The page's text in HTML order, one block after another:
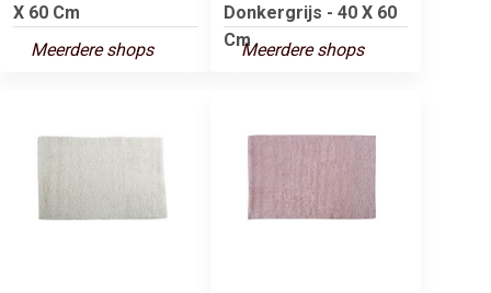
X 60 Cm
Meerdere shops
Donkergrijs - 40 X 60
CmMeerdere shops